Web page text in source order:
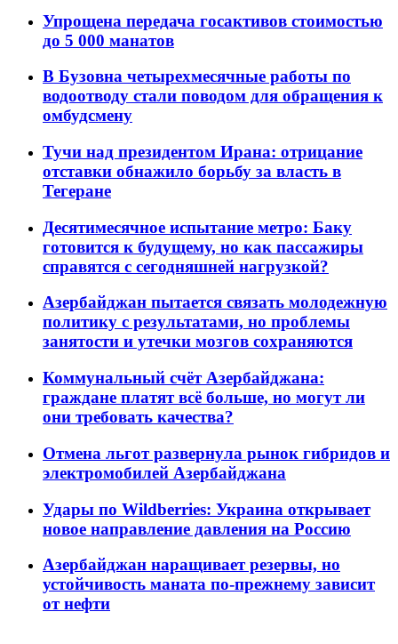
Упрощена передача госактивов стоимостью
до 5 000 манатов
В Бузовна четырехмесячные работы по
водоотводу стали поводом для обращения к
омбудсмену
Тучи над президентом Ирана: отрицание
отставки обнажило борьбу за власть в
Тегеране
Десятимесячное испытание метро: Баку
готовится к будущему, но как пассажиры
справятся с сегодняшней нагрузкой?
Азербайджан пытается связать молодежную
политику с результатами, но проблемы
занятости и утечки мозгов сохраняются
Коммунальный счёт Азербайджана:
граждане платят всё больше, но могут ли
они требовать качества?
Отмена льгот развернула рынок гибридов и
электромобилей Азербайджана
Удары по Wildberries: Украина открывает
новое направление давления на Россию
Азербайджан наращивает резервы, но
устойчивость маната по-прежнему зависит
от нефти